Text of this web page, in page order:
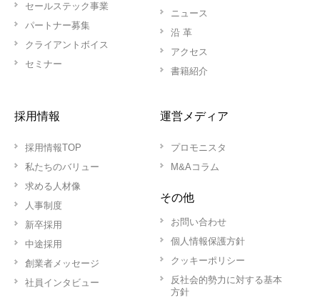
セールステック事業
パートナー募集
クライアントボイス
セミナー
ニュース
沿 革
アクセス
書籍紹介
採用情報
採用情報TOP
私たちのバリュー
求める人材像
人事制度
新卒採用
中途採用
創業者メッセージ
社員インタビュー
運営メディア
プロモニスタ
M&Aコラム
その他
お問い合わせ
個人情報保護方針
クッキーポリシー
反社会的勢力に対する基本
方針